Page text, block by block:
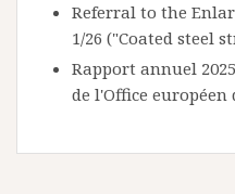
Referral to the
1/26 ("Coated steel
Rapport annuel
de l'Office européen